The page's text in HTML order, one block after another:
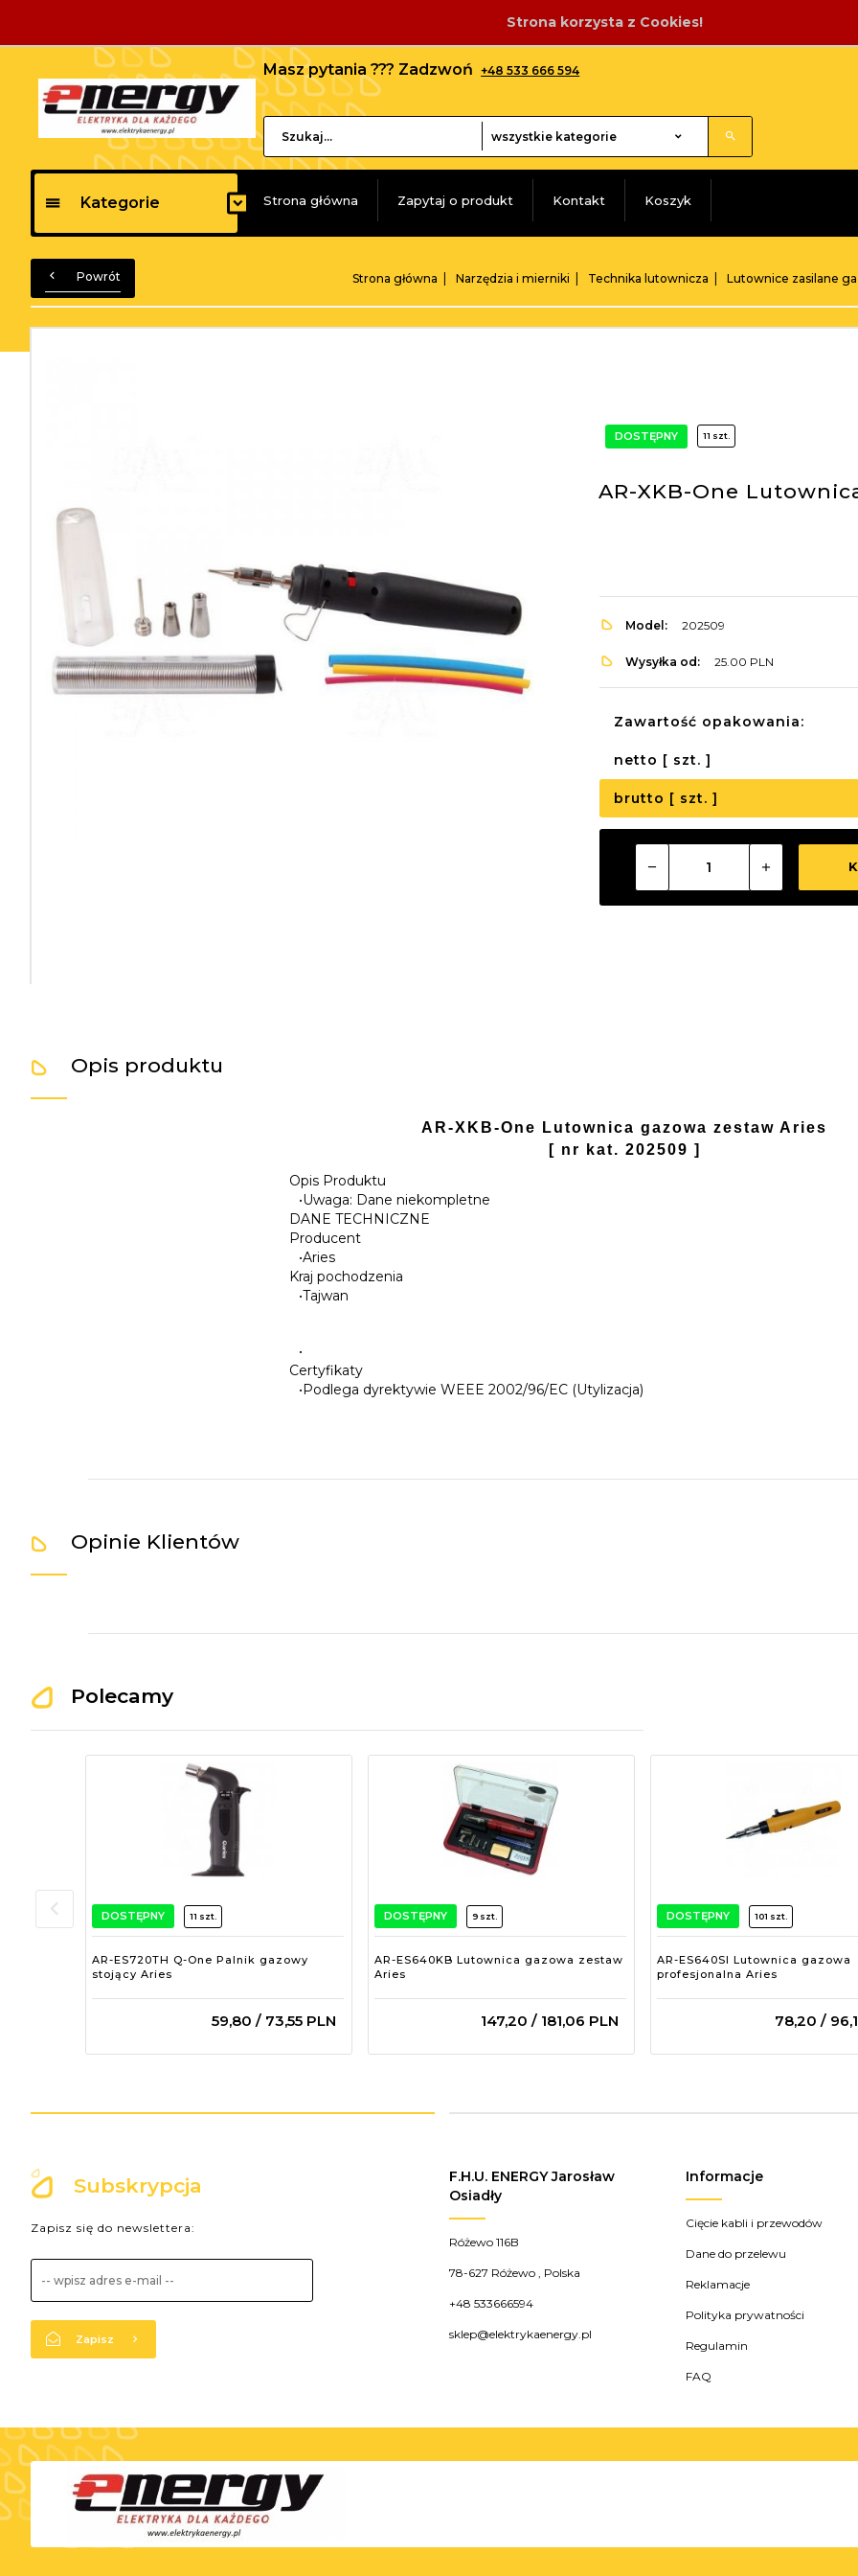
Strona korzysta z Cookies!
Masz pytania ??? Zadzwoń +48 533 666 594
categories_searcher
wszystkie kategorie
Kategorie Strona główna Zapytaj o produkt Kontakt Koszyk
Powrót Strona główna Narzędzia i mierniki Technika lutownicza Lutownice zasilane
DOSTĘPNY 11 szt.
AR-XKB-One
Model: 202509
Wysyłka od: 25.00 PLN
Zawartość opakowania:
netto [ szt. ]
brutto [ szt. ]
Opis produktu
AR-XKB-One Lutownica gazowa zestaw Aries
[ nr kat. 202509 ]
Opis Produktu
•Uwaga: Dane niekompletne
DANE TECHNICZNE
Producent
•Aries
Kraj pochodzenia
•Tajwan
•
Certyfikaty
•Podlega dyrektywie WEEE 2002/96/EC (Utylizacja)
Opinie Klientów
Polecamy
DOSTĘPNY 11 szt.
AR-ES720TH Q-One Palnik gazowy
stojący Aries
59,80 / 73,55 PLN
DOSTĘPNY 9 szt.
AR-ES640KB Lutownica gazowa zestaw
Aries
147,20 / 181,06 PLN
DOSTĘPNY 101 szt.
AR-ES640SI Lutownica gazowa
profesjonalna Aries
78,20 /
Subskrypcja
Zapisz się do newslettera:
Zapisz
F.H.U. ENERGY Jarosław
Osiadły
Różewo 116B
78-627 Różewo Polska
+48 533666594
sklep@elektrykaenergy.pl
Informacje
Cięcie kabli i przewodów
Dane do przelewu
Reklamacje
Polityka prywatności
Regulamin
FAQ